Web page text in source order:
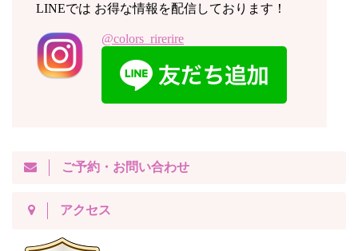
LINEでは お得な情報を配信しております！
@colors_rirerire
ご予約・お問い合わせ
アクセス